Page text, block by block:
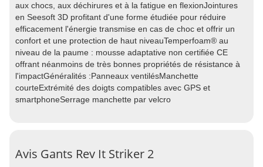
aux chocs, aux déchirures et à la fatigue en flexionJointures
en Seesoft 3D profitant d'une forme étudiée pour réduire
efficacement l'énergie transmise en cas de choc et offrir un
confort et une protection de haut niveauTemperfoam® au
niveau de la paume : mousse adaptative non certifiée CE
offrant néanmoins de très bonnes propriétés de résistance à
l'impactGénéralités :Panneaux ventilésManchette
courteExtrémité des doigts compatibles avec GPS et
smartphoneSerrage manchette par velcro
Avis Gants Rev It Striker 2